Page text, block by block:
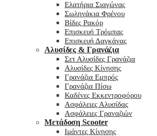
Ελατήρια Σιαγώνας
Σωληνάκια Φρένου
Βίδες Ρακόρ
Επισκευή Τρόμπας
Επισκευή Δαγκάνας
Αλυσίδες & Γρανάζια
Σετ Αλυσίδες Γρανάζια
Αλυσίδες Κίνησης
Γρανάζια Εμπρός
Γρανάζια Πίσω
Καδένες Εκκεντροφόρου
Ασφάλειες Αλυσίδας
Ασφάλειες Γραναζιών
Μετάδοση Scooter
Ιμάντες Κίνησης